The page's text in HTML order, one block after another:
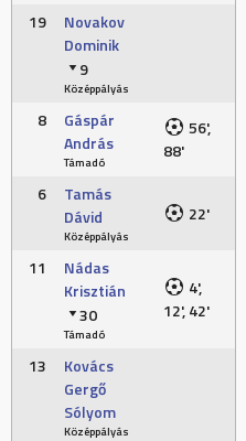
19
Novakov
Dominik
9
Középpályás
8
Gáspár
András
Támadó
56',
88'
6
Tamás
Dávid
Középpályás
22'
11
Nádas
Krisztián
30
Támadó
4',
12', 42'
13
Kovács
Gergő
Sólyom
Középpályás